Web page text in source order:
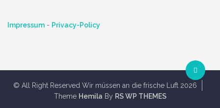
Impressum - Privacy-Policy
© All Right Reserved Wir müssen an die frische Luft 2026
Theme Hemila By RS WP THEMES